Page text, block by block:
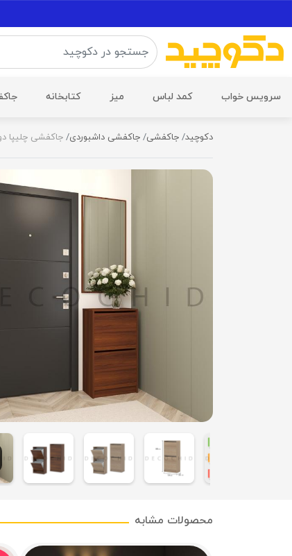
سرویس خواب کمد لباس میز کتابخانه
دکوچید جاکفشی جاکفشی داشبوردی جاکفشی چلیپا
محصولات مشابه